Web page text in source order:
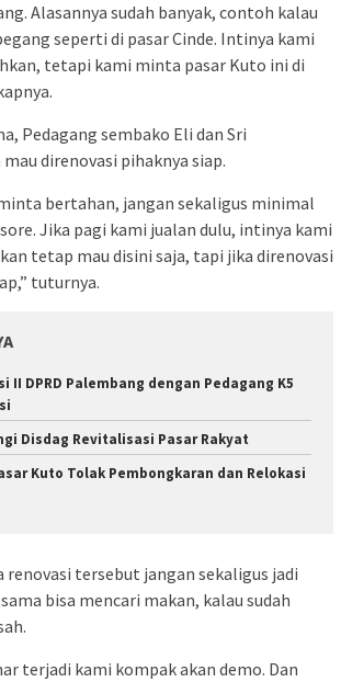
Alasannya sudah banyak, contoh kalau
seperti di pasar Cinde. Intinya kami
tetapi kami minta pasar Kuto ini di
Pedagang sembako Eli dan Sri
direnovasi pihaknya siap.
bertahan, jangan sekaligus minimal
Jika pagi kami jualan dulu, intinya kami
tetap mau disini saja, tapi jika direnovasi
tuturnya.
II DPRD Palembang dengan Pedagang K5
Disdag Revitalisasi Pasar Rakyat
Kuto Tolak Pembongkaran dan Relokasi
renovasi tersebut jangan sekaligus jadi
bisa mencari makan, kalau sudah
terjadi kami kompak akan demo. Dan